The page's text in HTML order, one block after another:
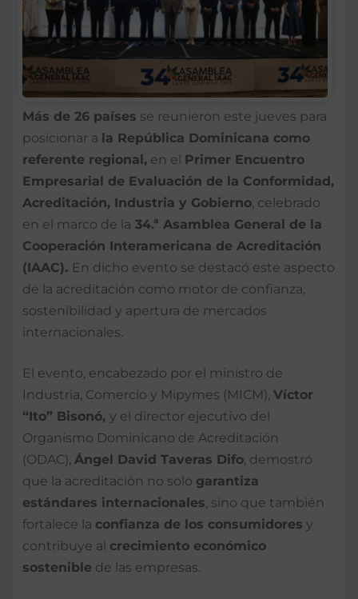
Más de 26 países se reunieron este jueves para
posicionar a la República Dominicana como
referente regional, en el Primer Encuentro
Empresarial de Evaluación de la Conformidad,
Acreditación, Industria y Gobierno , celebrado
en el marco de la 34.ª Asamblea General de la
Cooperación Interamericana de Acreditación
(IAAC). En dicho evento se destacó este aspecto
de la acreditación como motor de confianza,
sostenibilidad y apertura de mercados
internacionales.
El evento, encabezado por el ministro de
Industria, Comercio y Mipymes (MICM), Víctor
“Ito” Bisonó, y el director ejecutivo del
Organismo Dominicano de Acreditación
(ODAC), Ángel David Taveras Difo , demostró
que la acreditación no solo garantiza
estándares internacionales , sino que también
fortalece la confianza de los consumidores y
contribuye al crecimiento económico
sostenible de las empresas.